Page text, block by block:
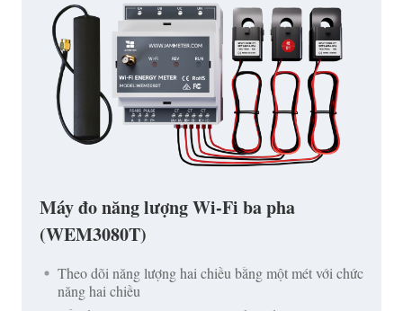
Máy đo năng lượng Wi-Fi ba pha
(WEM3080T)
Theo dõi năng lượng hai chiều bằng một mét với chức
năng hai chiều